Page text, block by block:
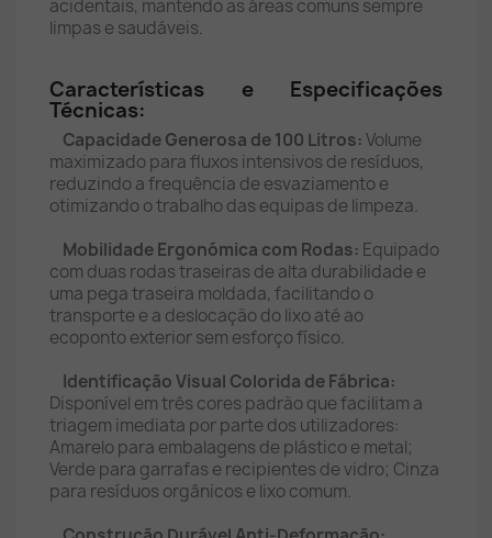
acidentais, mantendo as áreas comuns sempre
limpas e saudáveis.
Características e Especificações
Técnicas:
Capacidade Generosa de 100 Litros:Volume
maximizado para fluxos intensivos de resíduos,
reduzindo a frequência de esvaziamento e
otimizando o trabalho das equipas de limpeza.
Mobilidade Ergonómica com Rodas: Equipado
com duas rodas traseiras de alta durabilidade e
uma pega traseira moldada, facilitando o
transporte e a deslocação do lixo até ao
ecoponto exterior sem esforço físico.
Identificação Visual Colorida de Fábrica:
Disponível em três cores padrão que facilitam a
triagem imediata por parte dos utilizadores:
Amarelo para embalagens de plástico e metal;
Verde para garrafas e recipientes de vidro; Cinza
para resíduos orgânicos e lixo comum.